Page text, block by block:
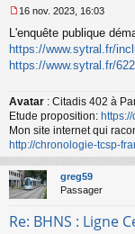
e
s
s
a
e
n
o
n
l
u
16 nov. 2023, 16:03
L'enquête publique
https://www.sytral.fr/
https://www.sytral.fr/
Avatar : Citadis 402 à
Etude proposition:
Mon site internet qui
http://chronologie-tcsp-
greg59
Passager
Re: BHNS : Ligne